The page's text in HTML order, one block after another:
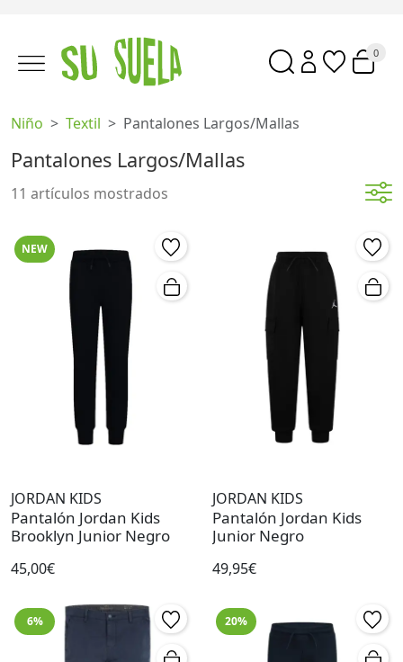
0
Niño Textil Pantalones Largos/mallas
Pantalones Largos/Mallas
11 artículos mostrados
NEW
JORDAN KIDS
Pantalón Jordan Kids
Brooklyn Junior Negro
45,00€
JORDAN KIDS
Pantalón Jordan Kids
Junior Negro
49,95€
6% 20%